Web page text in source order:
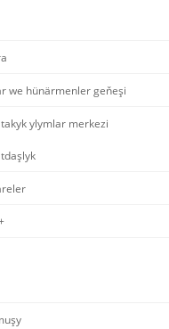
we hünärmenler geňeşi
ylymlar merkezi